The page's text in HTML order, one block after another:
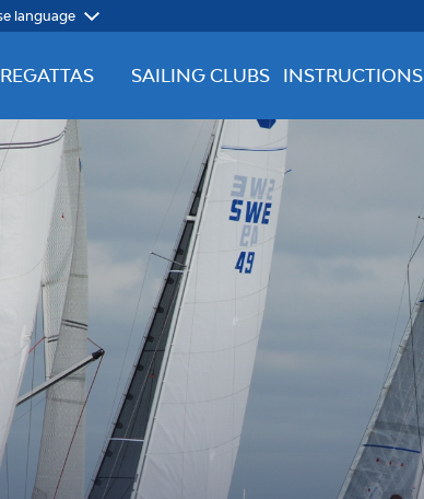
language
REGATTAS SAILING CLUBS INSTRUCTIONS